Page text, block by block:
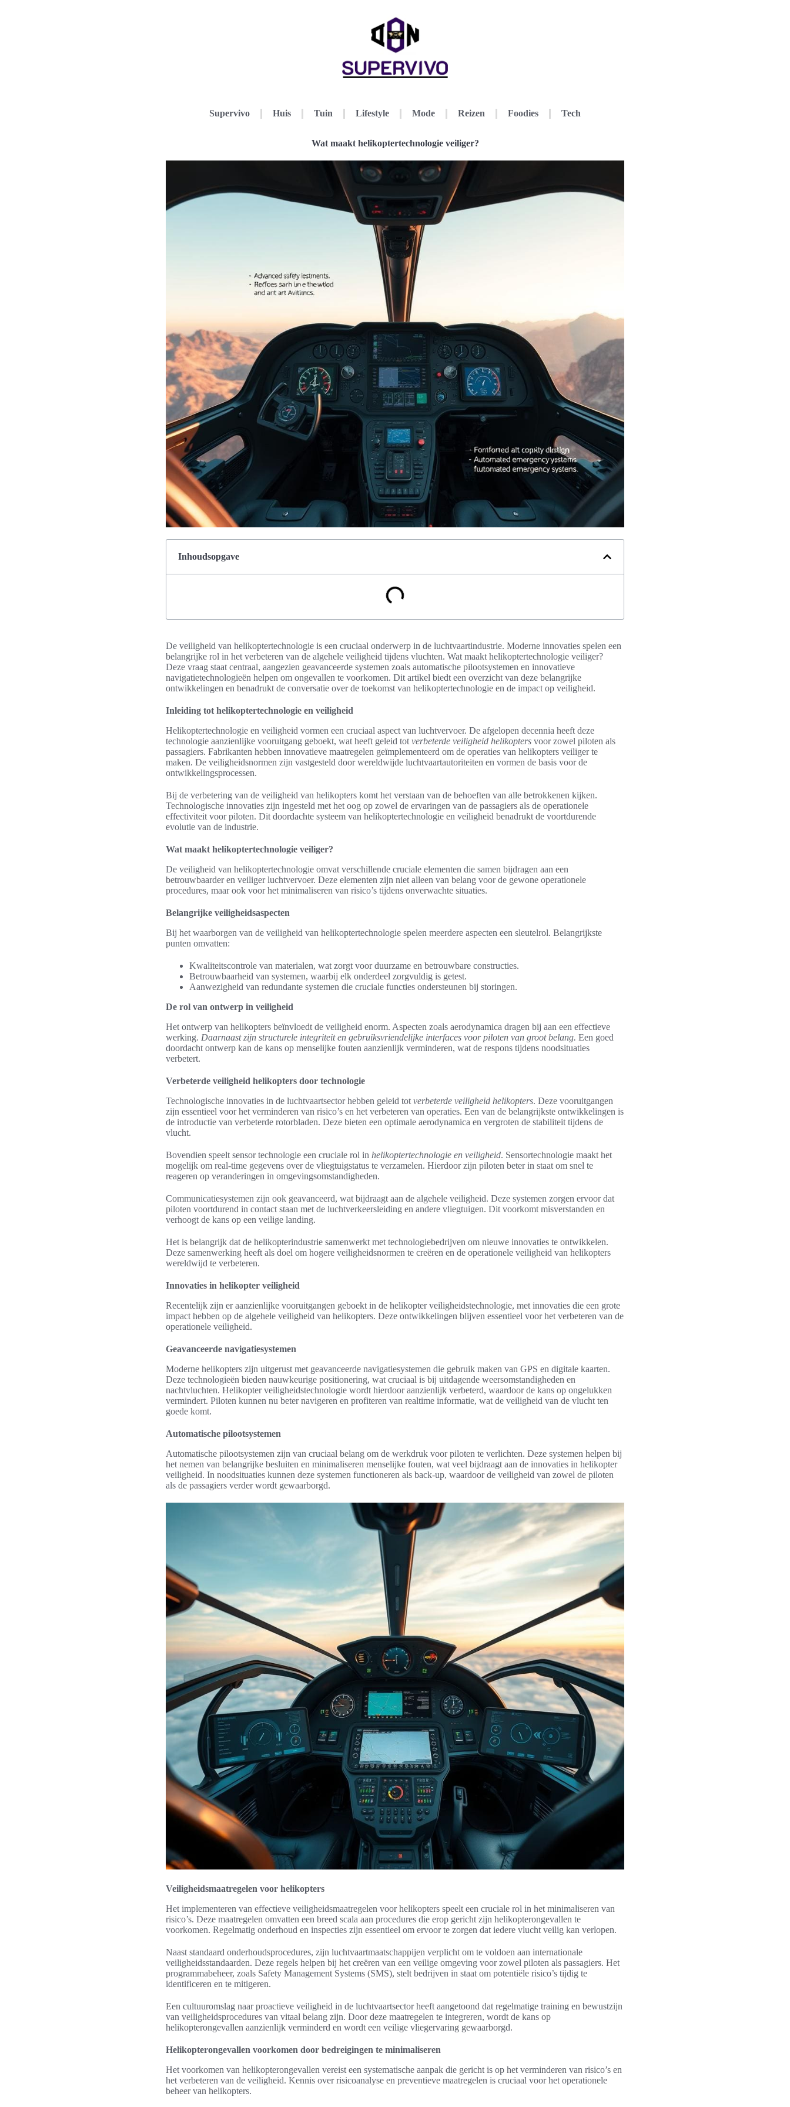
Supervivo Huis Tuin Lifestyle Mode Reizen Foodies Tech
Wat maakt helikoptertechnologie veiliger?
Inhoudsopgave
De veiligheid van helikoptertechnologie is een cruciaal onderwerp in de luchtvaartindustrie. Moderne innovaties spelen een
belangrijke rol in het verbeteren van de algehele veiligheid tijdens vluchten. Wat maakt helikoptertechnologie veiliger?
Deze vraag staat centraal, aangezien geavanceerde systemen zoals automatische pilootsystemen en innovatieve
navigatietechnologieën helpen om ongevallen te voorkomen. Dit artikel biedt een overzicht van deze belangrijke
ontwikkelingen en benadrukt de conversatie over de toekomst van helikoptertechnologie en de impact op veiligheid.
Inleiding tot helikoptertechnologie en veiligheid
Helikoptertechnologie en veiligheid vormen een cruciaal aspect van luchtvervoer. De afgelopen decennia heeft deze
technologie aanzienlijke vooruitgang geboekt, wat heeft geleid tot verbeterde veiligheid helikopters voor zowel piloten als
passagiers. Fabrikanten hebben innovatieve maatregelen geïmplementeerd om de operaties van helikopters veiliger te
maken. De veiligheidsnormen zijn vastgesteld door wereldwijde luchtvaartautoriteiten en vormen de basis voor de
ontwikkelingsprocessen.
Bij de verbetering van de veiligheid van helikopters komt het verstaan van de behoeften van alle betrokkenen kijken.
Technologische innovaties zijn ingesteld met het oog op zowel de ervaringen van de passagiers als de operationele
effectiviteit voor piloten. Dit doordachte systeem van helikoptertechnologie en veiligheid benadrukt de voortdurende
evolutie van de industrie.
Wat maakt helikoptertechnologie veiliger?
De veiligheid van helikoptertechnologie omvat verschillende cruciale elementen die samen bijdragen aan een
betrouwbaarder en veiliger luchtvervoer. Deze elementen zijn niet alleen van belang voor de gewone operationele
procedures, maar ook voor het minimaliseren van risico’s tijdens onverwachte situaties.
Belangrijke veiligheidsaspecten
Bij het waarborgen van de veiligheid van helikoptertechnologie spelen meerdere aspecten een sleutelrol. Belangrijkste
punten omvatten:
Kwaliteitscontrole van materialen, wat zorgt voor duurzame en betrouwbare constructies.
Betrouwbaarheid van systemen, waarbij elk onderdeel zorgvuldig is getest.
Aanwezigheid van redundante systemen die cruciale functies ondersteunen bij storingen.
De rol van ontwerp in veiligheid
Het ontwerp van helikopters beïnvloedt de veiligheid enorm. Aspecten zoals aerodynamica dragen bij aan een effectieve
werking. Daarnaast zijn structurele integriteit en gebruiksvriendelijke interfaces voor piloten van groot belang. Een goed
doordacht ontwerp kan de kans op menselijke fouten aanzienlijk verminderen, wat de respons tijdens noodsituaties
verbetert.
Verbeterde veiligheid helikopters door technologie
Technologische innovaties in de luchtvaartsector hebben geleid tot verbeterde veiligheid helikopters. Deze vooruitgangen
zijn essentieel voor het verminderen van risico’s en het verbeteren van operaties. Een van de belangrijkste ontwikkelingen is
de introductie van verbeterde rotorbladen. Deze bieten een optimale aerodynamica en vergroten de stabiliteit tijdens de
vlucht.
Bovendien speelt sensor technologie een cruciale rol in helikoptertechnologie en veiligheid. Sensortechnologie maakt het
mogelijk om real-time gegevens over de vliegtuigstatus te verzamelen. Hierdoor zijn piloten beter in staat om snel te
reageren op veranderingen in omgevingsomstandigheden.
Communicatiesystemen zijn ook geavanceerd, wat bijdraagt aan de algehele veiligheid. Deze systemen zorgen ervoor dat
piloten voortdurend in contact staan met de luchtverkeersleiding en andere vliegtuigen. Dit voorkomt misverstanden en
verhoogt de kans op een veilige landing.
Het is belangrijk dat de helikopterindustrie samenwerkt met technologiebedrijven om nieuwe innovaties te ontwikkelen.
Deze samenwerking heeft als doel om hogere veiligheidsnormen te creëren en de operationele veiligheid van helikopters
wereldwijd te verbeteren.
Innovaties in helikopter veiligheid
Recentelijk zijn er aanzienlijke vooruitgangen geboekt in de helikopter veiligheidstechnologie, met innovaties die een grote
impact hebben op de algehele veiligheid van helikopters. Deze ontwikkelingen blijven essentieel voor het verbeteren van de
operationele veiligheid.
Geavanceerde navigatiesystemen
Moderne helikopters zijn uitgerust met geavanceerde navigatiesystemen die gebruik maken van GPS en digitale kaarten.
Deze technologieën bieden nauwkeurige positionering, wat cruciaal is bij uitdagende weersomstandigheden en
nachtvluchten. Helikopter veiligheidstechnologie wordt hierdoor aanzienlijk verbeterd, waardoor de kans op ongelukken
vermindert. Piloten kunnen nu beter navigeren en profiteren van realtime informatie, wat de veiligheid van de vlucht ten
goede komt.
Automatische pilootsystemen
Automatische pilootsystemen zijn van cruciaal belang om de werkdruk voor piloten te verlichten. Deze systemen helpen bij
het nemen van belangrijke besluiten en minimaliseren menselijke fouten, wat veel bijdraagt aan de innovaties in helikopter
veiligheid. In noodsituaties kunnen deze systemen functioneren als back-up, waardoor de veiligheid van zowel de piloten
als de passagiers verder wordt gewaarborgd.
Veiligheidsmaatregelen voor helikopters
Het implementeren van effectieve veiligheidsmaatregelen voor helikopters speelt een cruciale rol in het minimaliseren van
risico’s. Deze maatregelen omvatten een breed scala aan procedures die erop gericht zijn helikopterongevallen te
voorkomen. Regelmatig onderhoud en inspecties zijn essentieel om ervoor te zorgen dat iedere vlucht veilig kan verlopen.
Naast standaard onderhoudsprocedures, zijn luchtvaartmaatschappijen verplicht om te voldoen aan internationale
veiligheidsstandaarden. Deze regels helpen bij het creëren van een veilige omgeving voor zowel piloten als passagiers. Het
programmabeheer, zoals Safety Management Systems (SMS), stelt bedrijven in staat om potentiële risico’s tijdig te
identificeren en te mitigeren.
Een cultuuromslag naar proactieve veiligheid in de luchtvaartsector heeft aangetoond dat regelmatige training en bewustzijn
van veiligheidsprocedures van vitaal belang zijn. Door deze maatregelen te integreren, wordt de kans op
helikopterongevallen aanzienlijk verminderd en wordt een veilige vliegervaring gewaarborgd.
Helikopterongevallen voorkomen door bedreigingen te minimaliseren
Het voorkomen van helikopterongevallen vereist een systematische aanpak die gericht is op het verminderen van risico’s en
het verbeteren van de veiligheid. Kennis over risicoanalyse en preventieve maatregelen is cruciaal voor het operationele
beheer van helikopters.